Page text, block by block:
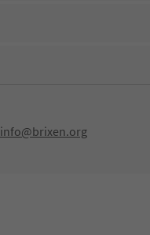
info@brixen.org